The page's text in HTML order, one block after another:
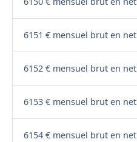
6151 € mensuel brut en net
6152 € mensuel brut en net
6153 € mensuel brut en net
6154 € mensuel brut en net